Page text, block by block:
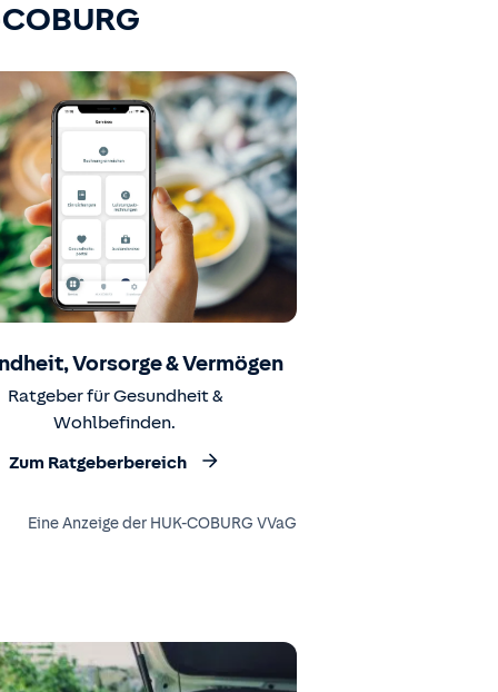
Vorsorge & Vermögen
Ratgeber für Gesundheit &
Wohlbefinden.
Zum Ratgeberbereich
Eine Anzeige der HUK-COBURG VVaG